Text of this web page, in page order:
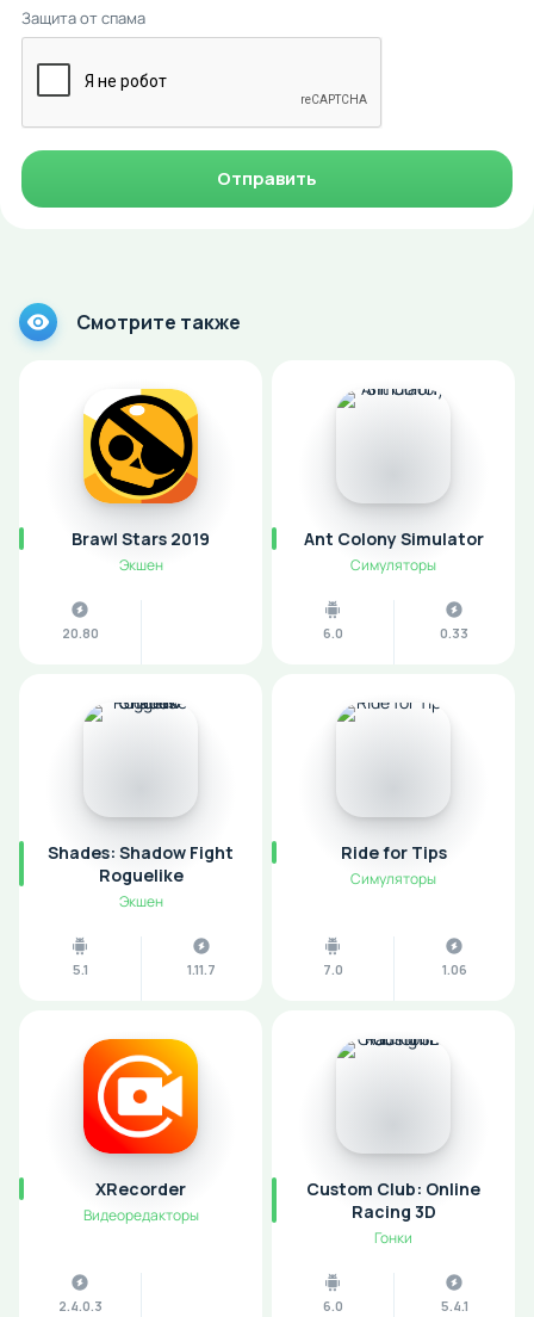
Защита от спама
Отправить
Смотрите также
Brawl Stars 2019
Экшен
20.80
Ant Colony Simulator
Симуляторы
6.0 0.33
Shades: Shadow Fight
Roguelike
Экшен
5.1 1.11.7
Ride for Tips
Симуляторы
7.0 1.06
XRecorder
Видеоредакторы
2.4.0.3
Custom Club: Online
Racing 3D
Гонки
6.0 5.4.1